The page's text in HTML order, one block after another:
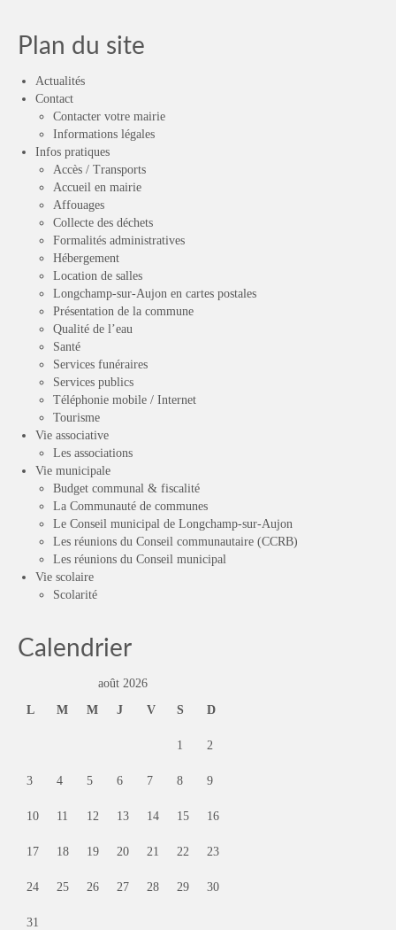
Plan du site
Actualités
Contact
Contacter votre mairie
Informations légales
Infos pratiques
Accès / Transports
Accueil en mairie
Affouages
Collecte des déchets
Formalités administratives
Hébergement
Location de salles
Longchamp-sur-Aujon en cartes postales
Présentation de la commune
Qualité de l’eau
Santé
Services funéraires
Services publics
Téléphonie mobile / Internet
Tourisme
Vie associative
Les associations
Vie municipale
Budget communal & fiscalité
La Communauté de communes
Le Conseil municipal de Longchamp-sur-Aujon
Les réunions du Conseil communautaire (CCRB)
Les réunions du Conseil municipal
Vie scolaire
Scolarité
Calendrier
août 2026
L
M M J V S D
1 2
3 4 5 6 7 8 9
10 11 12 13 14 15 16
17 18 19 20 21 22 23
24 25 26 27 28 29 30
31